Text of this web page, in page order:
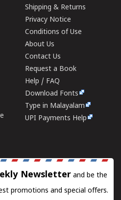
Shipping & Returns
Privacy Notice
Conditions of Use
About Us
Contact Us
Request a Book
Help / FAQ
Download Fonts
Type in Malayalam
UPI Payments Help
Newsletter and be the
promotions and special offers.